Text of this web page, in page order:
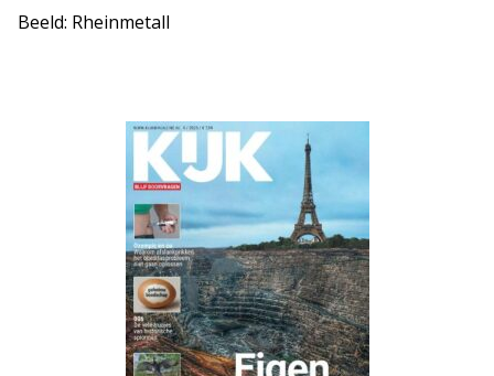
Beeld: Rheinmetall